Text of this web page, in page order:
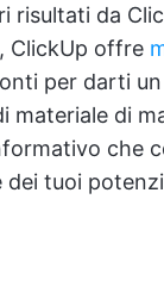
risultati da
ClickUp offre
per darti
materiale di
che
dei tuoi